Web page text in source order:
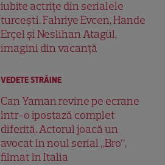
iubite actrițe din serialele
turcești. Fahriye Evcen, Hande
Erçel și Neslihan Atagül,
imagini din vacanță
VEDETE STRĂINE
Can Yaman revine pe ecrane
într-o ipostază complet
diferită. Actorul joacă un
avocat în noul serial „Bro”,
filmat în Italia